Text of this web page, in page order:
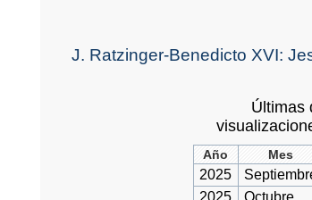
J. Ratzinger-Benedicto XVI:
Últimas
Año Mes
2025